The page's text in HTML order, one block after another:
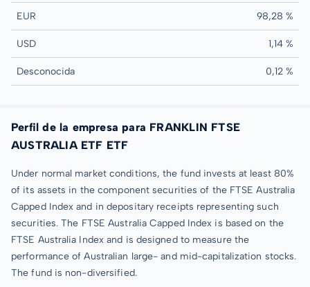
EUR 98,28 %
USD 1,14 %
Desconocida 0,12 %
Perfil de la empresa para FRANKLIN FTSE
AUSTRALIA ETF ETF
Under normal market conditions, the fund invests at least 80%
of its assets in the component securities of the FTSE Australia
Capped Index and in depositary receipts representing such
securities. The FTSE Australia Capped Index is based on the
FTSE Australia Index and is designed to measure the
performance of Australian large- and mid-capitalization stocks.
The fund is non-diversified.